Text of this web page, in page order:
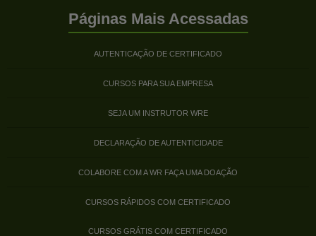
Páginas Mais Acessadas
AUTENTICAÇÃO DE CERTIFICADO
CURSOS PARA SUA EMPRESA
SEJA UM INSTRUTOR WRE
DECLARAÇÃO DE AUTENTICIDADE
COLABORE COM A WR FAÇA UMA DOAÇÃO
CURSOS RÁPIDOS COM CERTIFICADO
CURSOS GRÁTIS COM CERTIFICADO